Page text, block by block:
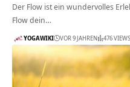
Der Flow ist ein wundervolles
Flow dein…
YOGAWIKI VOR 9 JAHREN 476 VIEWS